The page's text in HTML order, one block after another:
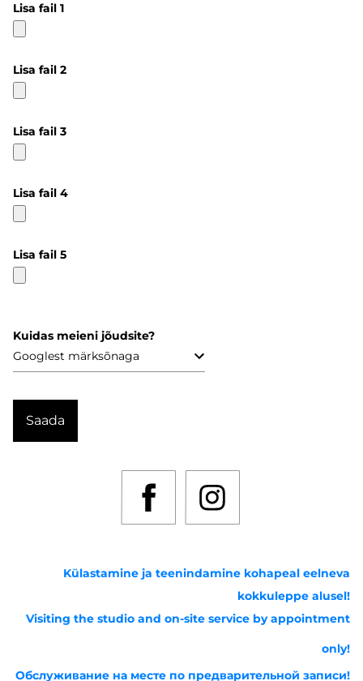
Lisa fail 1
Lisa fail 2
Lisa fail 3
Lisa fail 4
Lisa fail 5
Kuidas meieni jõudsite?
Külastamine ja teenindamine kohapeal eelneva
kokkuleppe alusel!
Visiting the studio and on-site service by appointment
only!
Обслуживание на месте по предварительной записи!